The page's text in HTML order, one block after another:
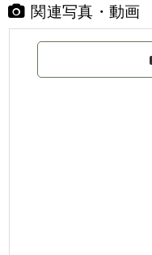
関連写真・動画